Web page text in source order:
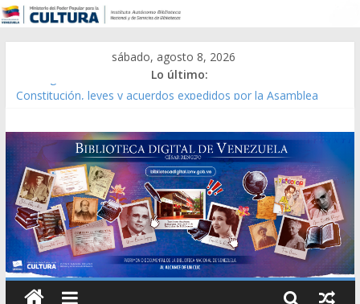
sábado, agosto 8, 2026
Lo último:
Catálogo temático de obras de Modesta Bor
Una Parálisis [material gráfico]
Modesta Bor Sánchez [material gráfico]
Gaceta Oficial de la República de Venezuela año CXXXIII Mes V,
Caracas 09 de marzo de 2006 N° 38.394